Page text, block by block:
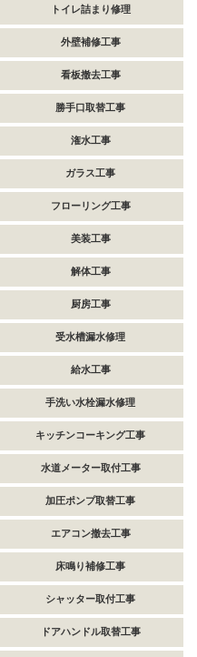
トイレ詰まり修理
外壁補修工事
看板撤去工事
勝手口取替工事
潅水工事
ガラス工事
フローリング工事
美装工事
解体工事
厨房工事
受水槽漏水修理
給水工事
手洗い水栓漏水修理
キッチンコーキング工事
水道メーター取付工事
加圧ポンプ取替工事
エアコン撤去工事
床鳴り補修工事
シャッター取付工事
ドアハンドル取替工事